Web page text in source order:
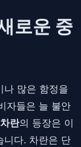
로운 중
나 많은 함정을
자들은 늘 불안
차란의 등장은 이
니다. 차란은 단